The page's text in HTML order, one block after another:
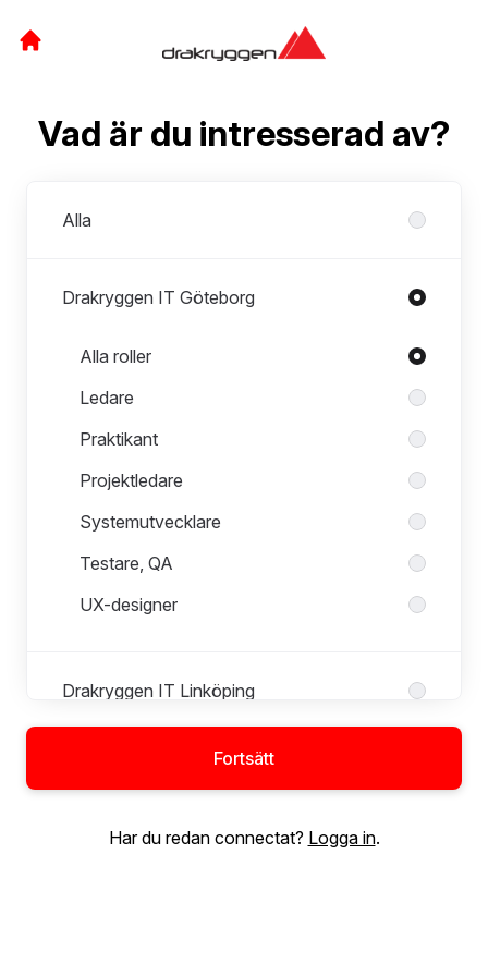
Vad är du intresserad av?
Alla
Drakryggen IT Göteborg
Roller i Drakryggen IT Göteborg
Alla roller
Ledare
Praktikant
Projektledare
Systemutvecklare
Testare, QA
UX-designer
Drakryggen IT Linköping
Drakryggen IT Stockholm
Fortsätt
Har du redan connectat? Logga in.